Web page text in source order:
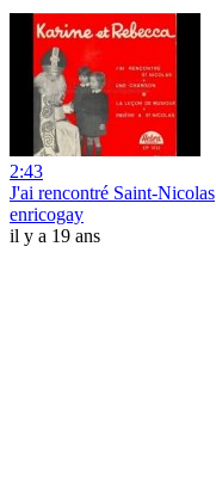
2:43
J'ai rencontré Saint-Nicolas
enricogay
il y a 19 ans